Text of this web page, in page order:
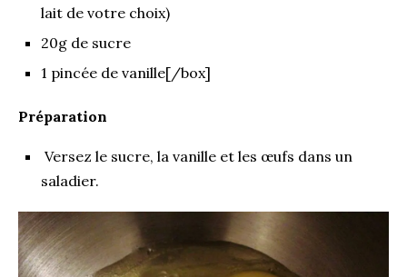
lait de votre choix)
20g de sucre
1 pincée de vanille[/box]
Préparation
Versez le sucre, la vanille et les œufs dans un
saladier.